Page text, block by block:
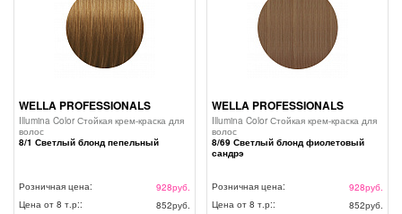
WELLA PROFESSIONALS
Illumina Color Стойкая крем-краска для
волос
8/1 Светлый блонд пепельный
Розничная цена: 928руб.
Цена от 8 т.р::
852руб.
WELLA PROFESSIONALS
Illumina Color Стойкая крем-краска для
волос
8/69 Светлый блонд фиолетовый
сандрэ
Розничная цена: 928руб.
Цена от 8 т.р::
852руб.